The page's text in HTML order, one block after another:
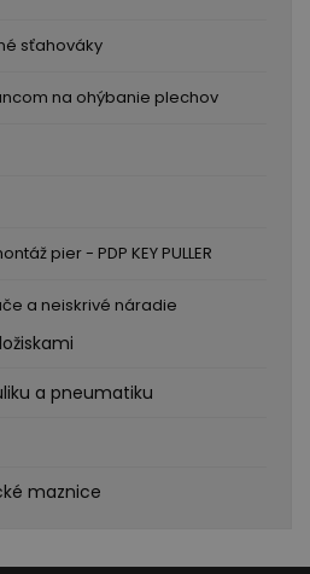
sťahováky
na ohýbanie plechov
pier - PDP KEY PULLER
a neiskrivé náradie
a pneumatiku
maznice